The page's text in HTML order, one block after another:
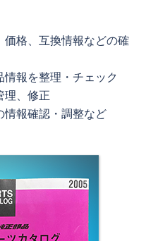
格、互換情報などの確
報を整理・チェック
理、修正
情報確認・調整など